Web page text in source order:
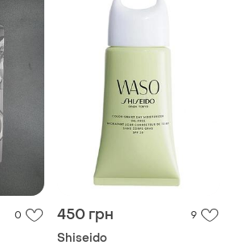
0 450 грн 9
Shiseido